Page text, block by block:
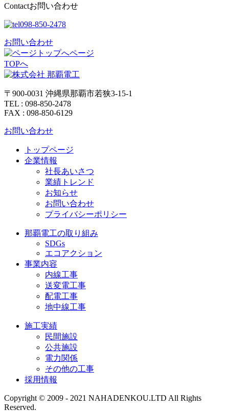
Contactお問い合わせ
098-850-2478
お問い合わせ
ページ
TOPへ
〒900-0031 沖縄県那覇市若狭3-15-1
TEL : 098-850-2478
FAX : 098-850-6129
お問い合わせ
トップページ
企業情報
社長あいさつ
業績トレンド
お知らせ
お問い合わせ
プライバシーポリシー
那覇電工の取り組み
SDGs
エコアクション
事業内容
内線工事
送変電工事
配電工事
地中線工事
施工実績
民間施設
公共施設
電力関係
その他の工事
採用情報
Copyright © 2009 - 2021 NAHADENKOU.LTD All Rights
Reserved.